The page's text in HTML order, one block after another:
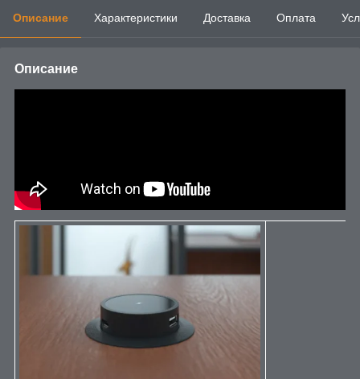
Описание Характеристики Доставка Оплата
Описание